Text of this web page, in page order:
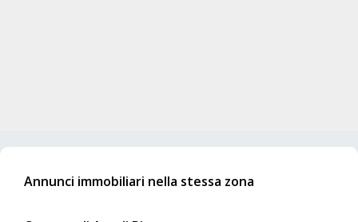
Annunci immobiliari nella stessa zona